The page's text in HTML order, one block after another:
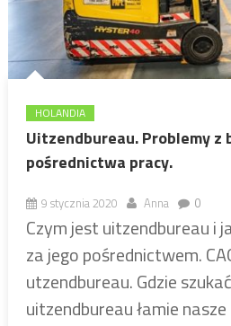
HOLANDIA
Uitzendbureau. Problemy z
pośrednictwa pracy.
9 stycznia 2020 Anna 0
Czym jest uitzendbureau i
za jego pośrednictwem.
utzendbureau. Gdzie
uitzendbureau łamie